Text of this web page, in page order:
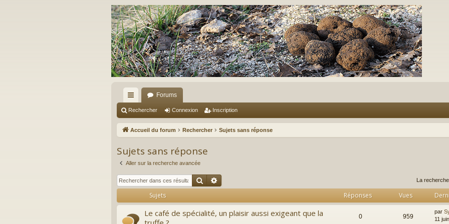
ac
co
ci
Forums
Rechercher Connexion Inscription
Accueil du forum Rechercher Sujets sans réponse
Sujets sans réponse
Aller sur la recherche avancée
Rechercher La
Sujets Réponses Vues
Le café de spécialité, un plaisir aussi exigeant que la
0 959
par
11